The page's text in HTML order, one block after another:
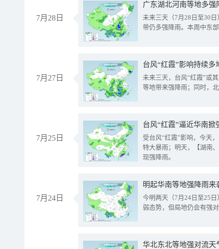
7月28日
广东湖北河南等地多
未来三天（7月28日至30
带仍多强降雨。本周中东
7月27日
台风“红霞”影响持续
未来三天，台风“红霞”或
等地带来强降雨；同时，
7月25日
台风“红霞”逼近华南
受台风“红霞”影响，今天
特大暴雨；明天，【湖南
现强降雨。
7月24日
明起华南等地强降雨
今明两天（7月24日至25
弱态势，但局地仍会有强
华北东北等地强对流天